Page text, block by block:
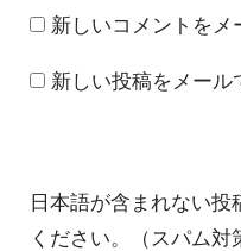
新しいコメントをメ
新しい投稿をメール
日本語が含まれない
ください。（スパム対